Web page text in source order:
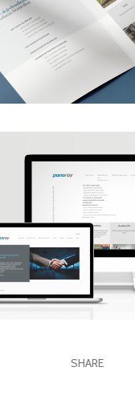
SHARE